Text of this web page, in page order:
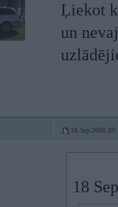
Ļiekot
un
18. Sep 2008,
18